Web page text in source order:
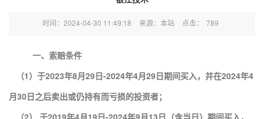
时间：2024-04-30 11:49:18 来源：本站 点击： 789
一、索赔条件
（1）于2023年8月29日-2024年4月29日期间买入，并在2024年4
月30日之后卖出或仍持有而亏损的投资者；
（2） 于2019年4月19日-2024年9月13日（含当日）期间买入，